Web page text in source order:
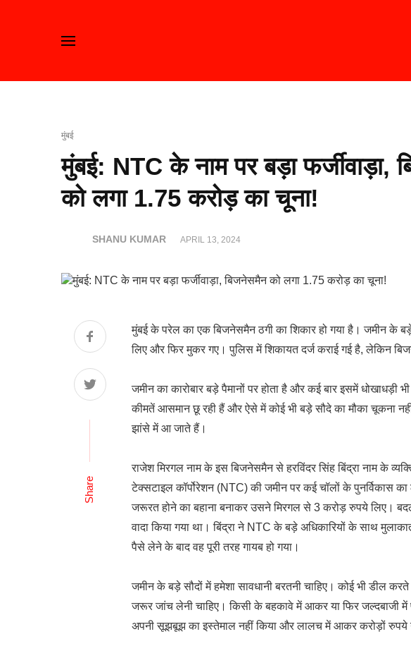
मुंबई
मुंबई: NTC के नाम पर बड़ा फर्जीवाड़ा,
को लगा 1.75 करोड़ का चूना!
SHANU KUMAR APRIL 13, 2024
Share
मुंबई के परेल का एक बिजनेसमैन ठगी का शिकार हो गया है। जमीन के
लिए और फिर मुकर गए। पुलिस में शिकायत दर्ज कराई गई है, लेकिन
जमीन का कारोबार बड़े पैमानों पर होता है और कई बार इसमें
कीमतें आसमान छू रही हैं और ऐसे में कोई भी बड़े सौदे का मौका चूकना
झांसे में आ जाते हैं।
राजेश मिरगल नाम के इस बिजनेसमैन से हरविंदर सिंह बिंद्रा नाम के
टेक्सटाइल कॉर्पोरेशन (NTC) की जमीन पर कई चॉलों के पुनर्विकास
जरूरत होने का बहाना बनाकर उसने मिरगल से 3 करोड़ रुपये लिए।
वादा किया गया था। बिंद्रा ने NTC के बड़े अधिकारियों के साथ
पैसे लेने के बाद वह पूरी तरह गायब हो गया।
जमीन के बड़े सौदों में हमेशा सावधानी बरतनी चाहिए। कोई भी डील
जरूर जांच लेनी चाहिए। किसी के बहकावे में आकर या फिर जल्दबाजी
अपनी सूझबूझ का इस्तेमाल नहीं किया और लालच में आकर करोड़ों रुपये